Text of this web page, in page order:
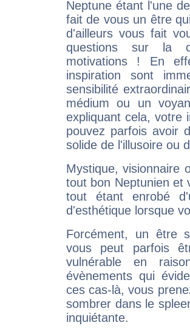
Neptune étant l'une
fait de vous un être
d'ailleurs vous fait
questions sur la
motivations ! En
inspiration sont
sensibilité
médium ou un
expliquant cela, votre
pouvez parfois avoir
solide de l'illusoire ou
Mystique, visionnaire
tout bon Neptunien et
tout étant enrobé
d'esthétique lorsque
Forcément, un être
vous peut parfois
vulnérable en
évènements qui
ces cas-là, vous
sombrer dans le
inquiétante.